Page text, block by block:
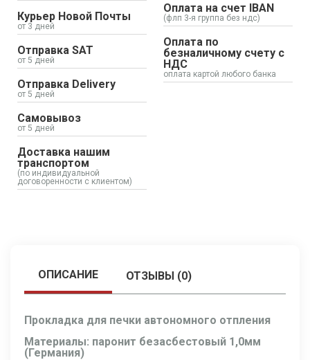
Курьер Новой Почты
от 3 дней
Отправка SAT
от 5 дней
Отправка Delivery
от 5 дней
Самовывоз
от 5 дней
Доставка нашим
транспортом
(по индивидуальной
договоренности с клиентом)
Оплата на счет IBAN
(флп 3-я группа без ндс)
Оплата по
безналичному счету с
НДС
оплата картой любого банка
ОПИСАНИЕ ОТЗЫВЫ (0)
Прокладка для печки автономного отпления
Материалы: паронит безасбестовый 1,0мм
(Германия)